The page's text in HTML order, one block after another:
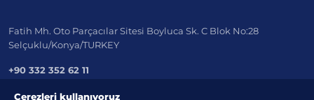
Fatih Mh. Oto Parçacılar Sitesi Boyluca Sk. C Blok No:28
Selçuklu/Konya/TURKEY
+90 332 352 62 11
export@marketistanbul.net
Çerezleri kullanıyoruz